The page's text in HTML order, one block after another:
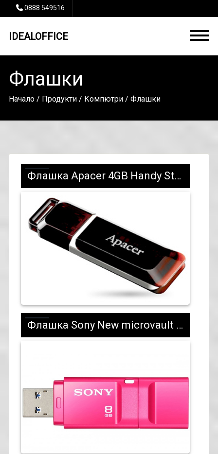
0888 549516
IDEALOFFICE
Флашки
Начало/ Продукти/ Компютри/ Флашки
Флашка Apacer 4GB Handy Steno AH321 - USB 2.0 - 8,52 лв. с ДДС
Флашка Sony New microvault 8GB Click pink USB 3.0 - 11,99 лв. с ДДС